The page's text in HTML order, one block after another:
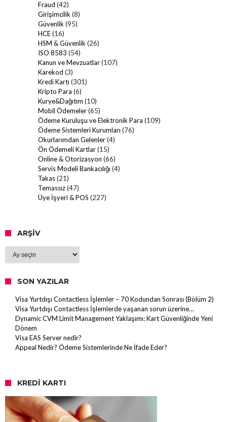
Fraud (42)
Girişimcilik(8)
Güvenlik(95)
HCE(16)
HSM & Güvenlik(26)
ISO 8583 (54)
Kanun ve Mevzuatlar(107)
Karekod (3)
Kredi Kartı (301)
Kripto Para (6)
Kurye&Dağıtım (10)
Mobil Ödemeler(65)
Ödeme Kuruluşu ve Elektronik Para (109)
Ödeme Sistemleri Kurumları (76)
Okurlarımdan Gelenler(4)
Ön Ödemeli Kartlar(15)
Online & Otorizasyon (66)
Servis Modeli Bankacılığı (4)
Takas(21)
Temassız(47)
Üye İşyeri & POS (227)
ARŞIV
Arşiv
SON YAZILAR
Visa Yurtdışı Contactless İşlemler – 70 Kodundan Sonrası (Bölüm 2)
Visa Yurtdışı Contactless İşlemlerde yaşanan sorun üzerine…
Dynamic CVM Limit Management Yaklaşımı: Kart Güvenliğinde Yeni
Dönem
Visa EAS Server nedir?
Appeal Nedir? Ödeme Sistemlerinde Ne İfade Eder?
KREDI KARTI